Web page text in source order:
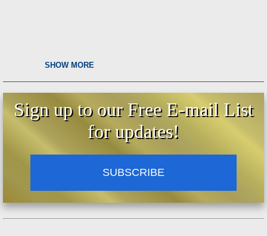
SHOW MORE
Sign up to our Free E-mail List
for updates!
SUBSCRIBE